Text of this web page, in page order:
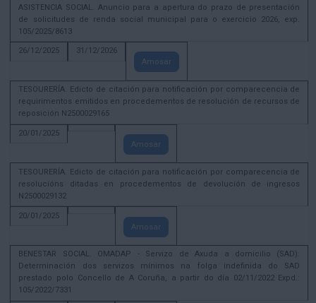
ASISTENCIA SOCIAL. Anuncio para a apertura do prazo de presentación
de solicitudes de renda social municipal para o exercicio 2026, exp.
105/2025/8613
26/12/2025
31/12/2026
Amosar
TESOURERÍA. Edicto de citación para notificación por comparecencia de
requirimentos emitidos en procedementos de resolución de recursos de
reposición N2500029165
20/01/2025
Amosar
TESOURERÍA. Edicto de citación para notificación por comparecencia de
resolucións ditadas en procedementos de devolución de ingresos
N2500029132
20/01/2025
Amosar
BENESTAR SOCIAL. OMADAP - Servizo de Axuda a domicilio (SAD):
Determinación dos servizos mínimos na folga indefinida do SAD
prestado polo Concello de A Coruña, a partir do día 02/11/2022 Expd.:
105/2022/7331